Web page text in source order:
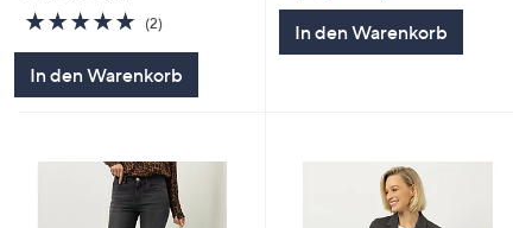
5.0
von
5
(2)
In den Warenkorb
In den Warenkorb